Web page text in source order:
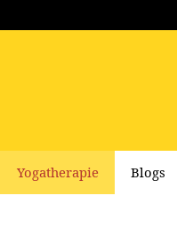
Yogatherapie Blogs